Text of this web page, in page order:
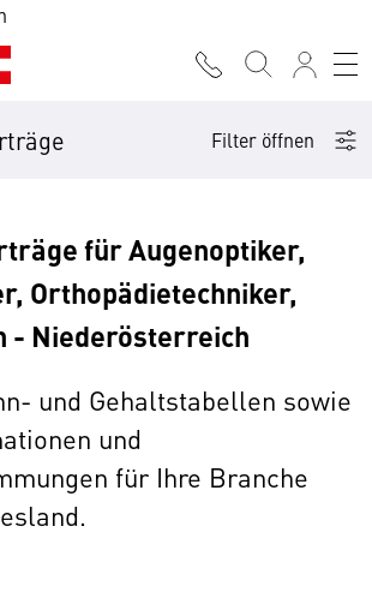
Filter öffnen
für Augenoptiker,
Orthopädietechniker,
- Niederösterreich
und Gehaltstabellen sowie
und
für Ihre Branche